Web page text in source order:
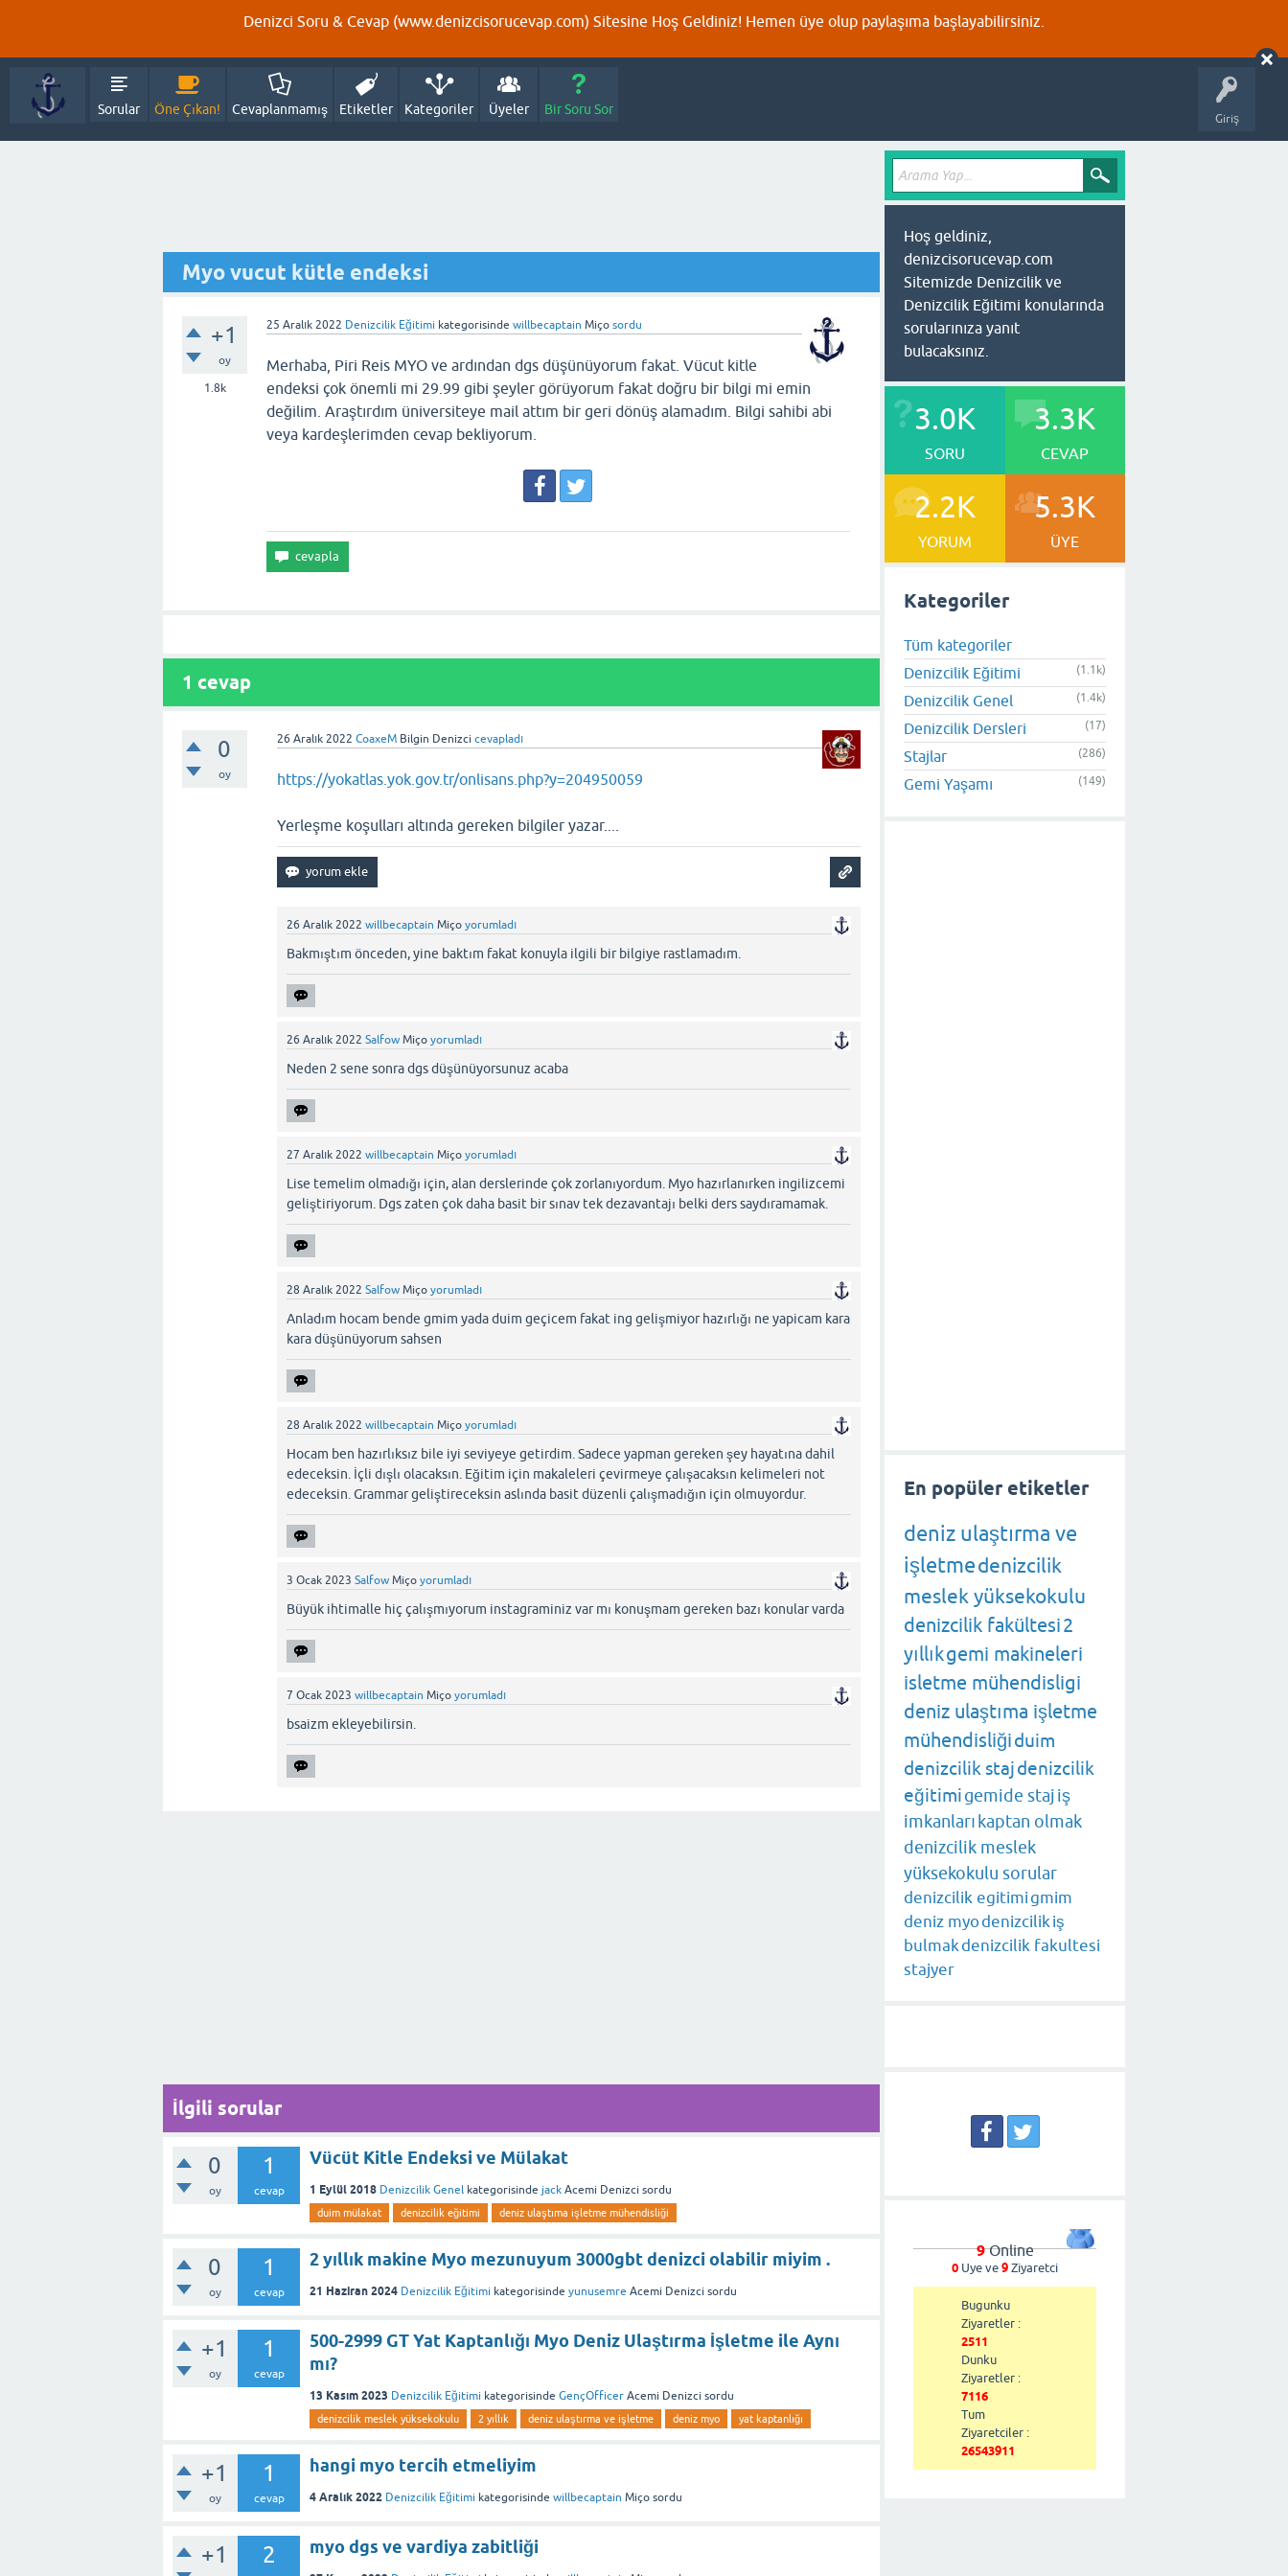
Denizci Soru & Cevap (www.denizcisorucevap.com) Sitesine Hoş Geldiniz! Hemen üye olup paylaşıma başlayabilirsiniz.
Giriş
Sorular Öne Çıkan! Cevaplanmamış Etiketler Kategoriler Üyeler Bir Soru Sor
Myo vucut kütle endeksi
+1
oy
1.8k
25 Aralık 2022 Denizcilik Eğitimi kategorisinde willbecaptain Miço sordu
Merhaba, Piri Reis MYO ve ardından dgs düşünüyorum fakat. Vücut kitle
endeksi çok önemli mi 29.99 gibi şeyler görüyorum fakat doğru bir bilgi mi emin
değilim. Araştırdım üniversiteye mail attım bir geri dönüş alamadım. Bilgi sahibi abi
veya kardeşlerimden cevap bekliyorum.
1 cevap
0
oy
26 Aralık 2022 CoaxeM Bilgin Denizci cevapladı
https://yokatlas.yok.gov.tr/onlisans.php?y=204950059
Yerleşme koşulları altında gereken bilgiler yazar....
26 Aralık 2022 willbecaptain Miço yorumladı
Bakmıştım önceden, yine baktım fakat konuyla ilgili bir bilgiye rastlamadım.
26 Aralık 2022 Salfow Miço yorumladı
Neden 2 sene sonra dgs düşünüyorsunuz acaba
27 Aralık 2022 willbecaptain Miço yorumladı
Lise temelim olmadığı için, alan derslerinde çok zorlanıyordum. Myo hazırlanırken ingilizcemi
geliştiriyorum. Dgs zaten çok daha basit bir sınav tek dezavantajı belki ders saydıramamak.
28 Aralık 2022 Salfow Miço yorumladı
Anladım hocam bende gmim yada duim geçicem fakat ing gelişmiyor hazırlığı ne yapicam kara
kara düşünüyorum sahsen
28 Aralık 2022 willbecaptain Miço yorumladı
Hocam ben hazırlıksız bile iyi seviyeye getirdim. Sadece yapman gereken şey hayatına dahil
edeceksin. İçli dışlı olacaksın. Eğitim için makaleleri çevirmeye çalışacaksın kelimeleri not
edeceksin. Grammar geliştireceksin aslında basit düzenli çalışmadığın için olmuyordur.
3 Ocak 2023 Salfow Miço yorumladı
Büyük ihtimalle hiç çalışmıyorum instagraminiz var mı konuşmam gereken bazı konular varda
7 Ocak 2023 willbecaptain Miço yorumladı
bsaizm ekleyebilirsin.
İlgili sorular
0
oy
1
cevap
Vücüt Kitle Endeksi ve Mülakat
1 Eylül 2018 Denizcilik Genel kategorisinde jack Acemi Denizci sordu
duim mülakat denizcilik eğitimi deniz ulaştıma işletme mühendisliği
0
oy
1
cevap
2 yıllık makine Myo mezunuyum 3000gbt denizci olabilir miyim .
21 Haziran 2024 Denizcilik Eğitimi kategorisinde yunusemre Acemi Denizci sordu
+1
oy
1
cevap
500-2999 GT Yat Kaptanlığı Myo Deniz Ulaştırma İşletme ile Aynı
mı?
13 Kasım 2023 Denizcilik Eğitimi kategorisinde GençOfficer Acemi Denizci sordu
denizcilik meslek yüksekokulu 2 yıllık deniz ulaştırma ve işletme deniz myo yat kaptanlığı
+1
oy
1
cevap
hangi myo tercih etmeliyim
4 Aralık 2022 Denizcilik Eğitimi kategorisinde willbecaptain Miço sordu
+1 2 myo dgs ve vardiya zabitliği
Hoş geldiniz,
denizcisorucevap.com
Sitemizde Denizcilik ve
Denizcilik Eğitimi konularında
sorularınıza yanıt
bulacaksınız.
3.0K
SORU
3.3K
CEVAP
2.2K
YORUM
5.3K
ÜYE
Kategoriler
Tüm kategoriler
Denizcilik Eğitimi
(1.1k)
Denizcilik Genel (1.4k)
Denizcilik Dersleri (17)
Stajlar (286)
Gemi Yaşamı (149)
En popüler etiketler
deniz ulaştırma ve
işletmedenizcilik
meslek yüksekokulu
denizcilik fakültesi2
yıllıkgemi makineleri
isletme mühendisligi
deniz ulaştıma işletme
mühendisliğiduim
denizcilik stajdenizcilik
eğitimigemide stajiş
imkanlarıkaptan olmak
denizcilik meslek
yüksekokulu sorular
denizcilik egitimigmim
deniz myodenizcilikiş
bulmakdenizcilik fakultesi
stajyer
9Online
0 Uye ve 9 Ziyaretci
Bugunku
Ziyaretler :
2511
Dunku
Ziyaretler :
7116
Tum
Ziyaretciler :
26543911